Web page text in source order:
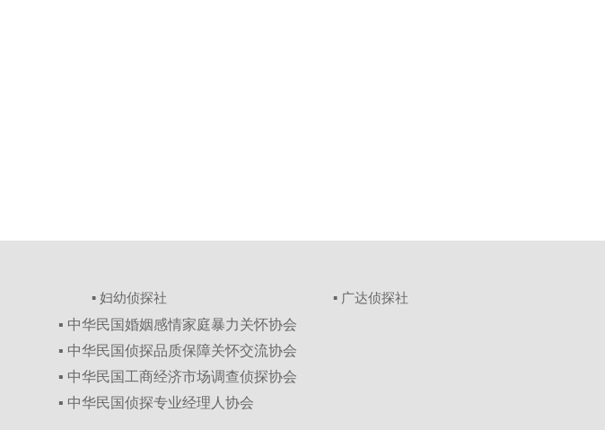
▪ 妇幼侦探社 ▪ 广达侦探社
▪ 中华民国婚姻感情家庭暴力关怀协会
▪ 中华民国侦探品质保障关怀交流协会
▪ 中华民国工商经济市场调查侦探协会
▪ 中华民国侦探专业经理人协会